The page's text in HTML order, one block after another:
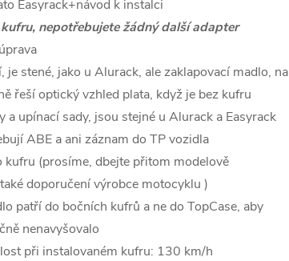
Easyrack+návod k instalci
nepotřebujete žádný další adapter
je stené, jako u Alurack, ale zaklapovací madlo, na
řeší optický vzhled plata, když je bez kufru
a upínací sady, jsou stejné u Alurack a Easyrack
ABE a ani záznam do TP vozidla
kufru (prosíme, dbejte přitom modelově
doporučení výrobce motocyklu )
patří do bočních kufrů a ne do TopCase, aby
nenavyšovalo
při instalovaném kufru: 130 km/h